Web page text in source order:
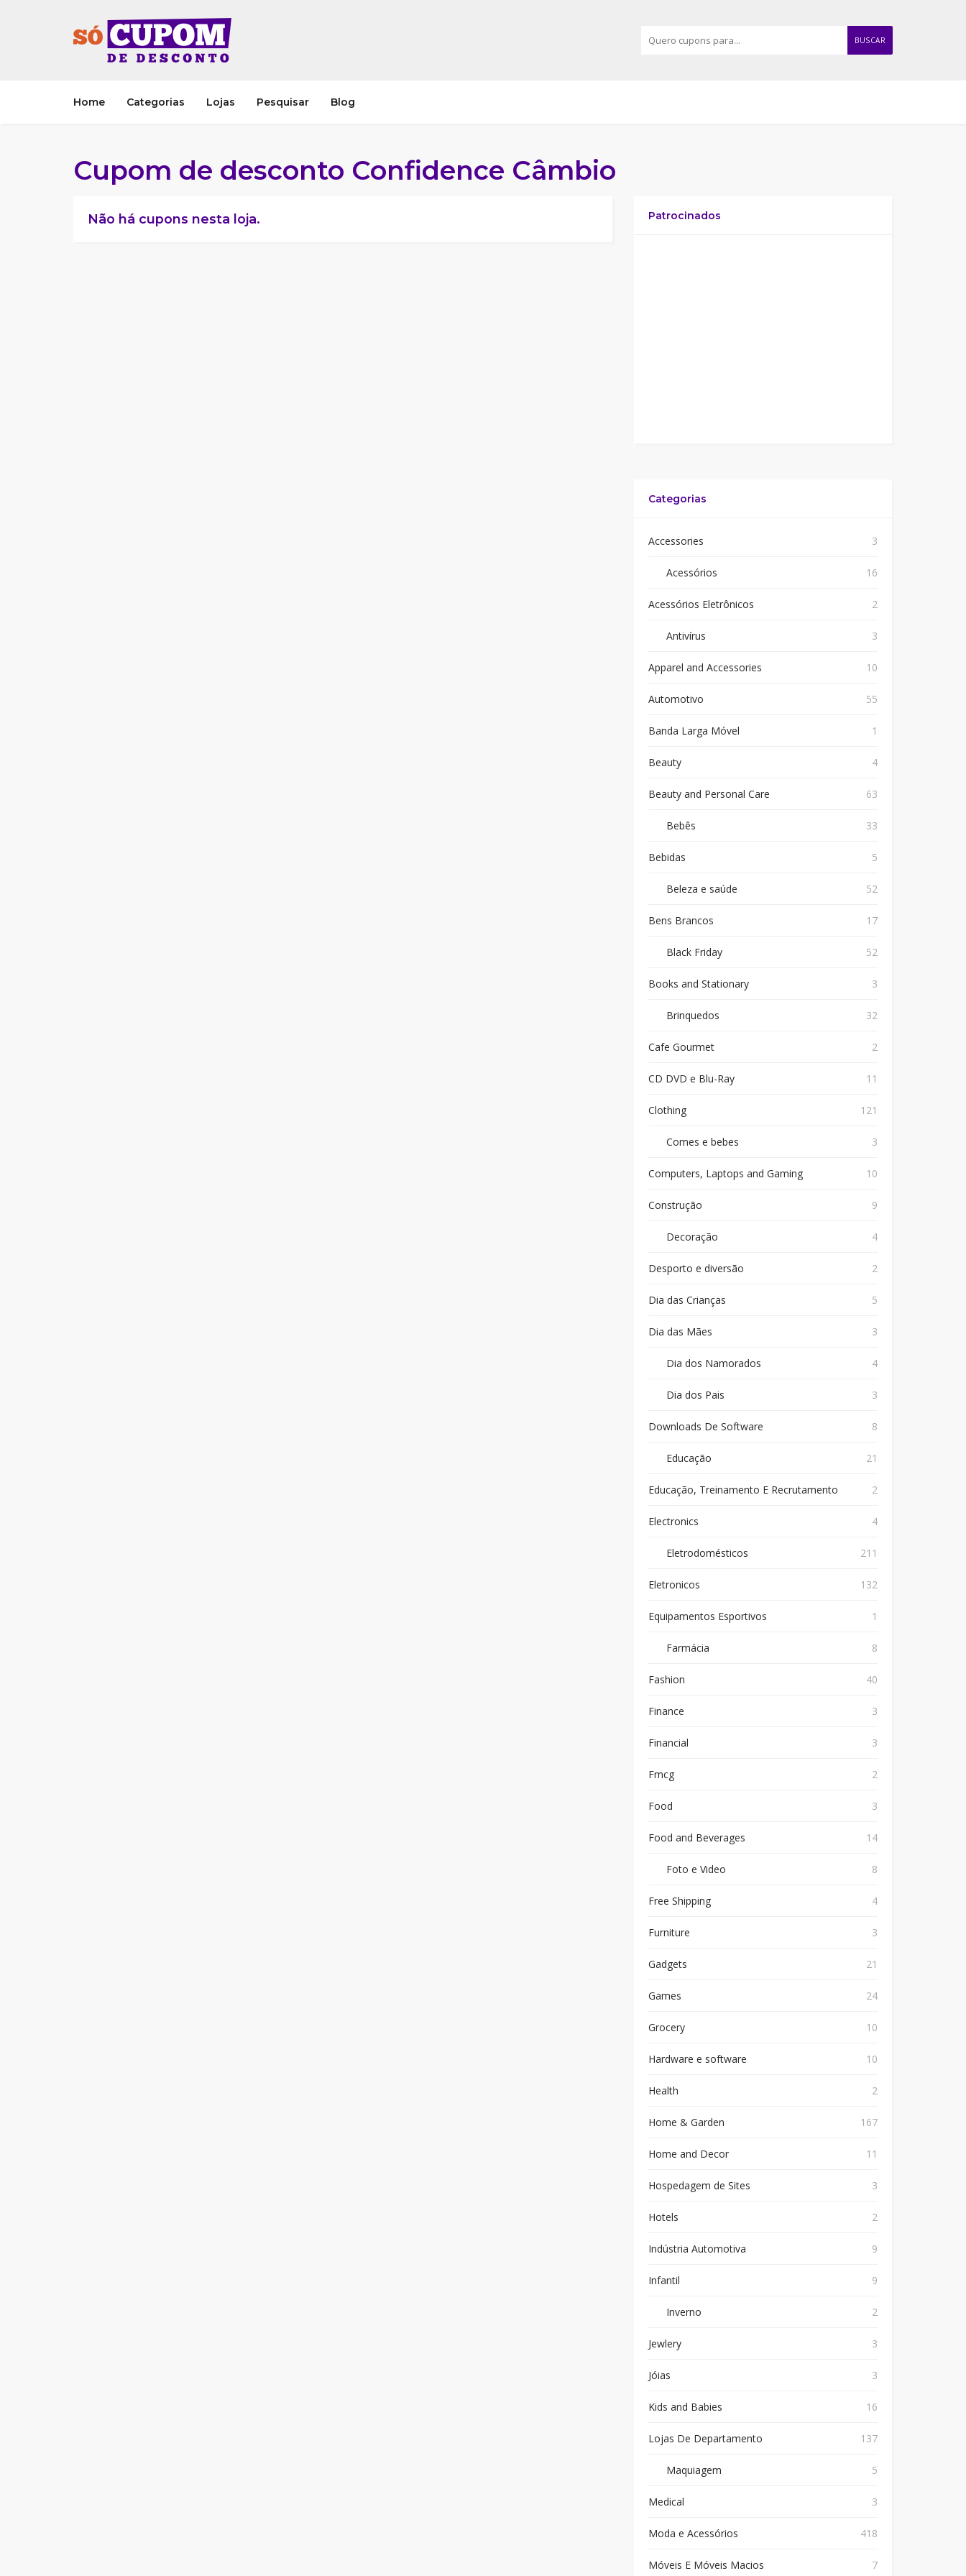
BUSCAR
Home Categorias Lojas Pesquisar Blog
Cupom de desconto Confidence Câmbio
Não há cupons nesta loja. Patrocinados
Categorias
Accessories 3
Acessórios 16
Acessórios Eletrônicos 2
Antivírus 3
Apparel and Accessories 10
Automotivo 55
Banda Larga Móvel 1
Beauty 4
Beauty and Personal Care 63
Bebês 33
Bebidas 5
Beleza e saúde 52
Bens Brancos 17
Black Friday 52
Books and Stationary 3
Brinquedos 32
Cafe Gourmet 2
CD DVD e Blu-Ray 11
Clothing 121
Comes e bebes 3
Computers, Laptops and Gaming 10
Construção 9
Decoração 4
Desporto e diversão 2
Dia das Crianças 5
Dia das Mães 3
Dia dos Namorados 4
Dia dos Pais 3
Downloads De Software 8
Educação 21
Educação, Treinamento E Recrutamento 2
Electronics 4
Eletrodomésticos 211
Eletronicos 132
Equipamentos Esportivos 1
Farmácia 8
Fashion 40
Finance 3
Financial 3
Fmcg 2
Food 3
Food and Beverages 14
Foto e Video 8
Free Shipping 4
Furniture 3
Gadgets 21
Games 24
Grocery 10
Hardware e software 10
Health 2
Home & Garden 167
Home and Decor 11
Hospedagem de Sites 3
Hotels 2
Indústria Automotiva 9
Infantil 9
Inverno 2
Jewlery 3
Jóias 3
Kids and Babies 16
Lojas De Departamento 137
Maquiagem 5
Medical 3
Moda e Acessórios 418
Móveis E Móveis Macios 7